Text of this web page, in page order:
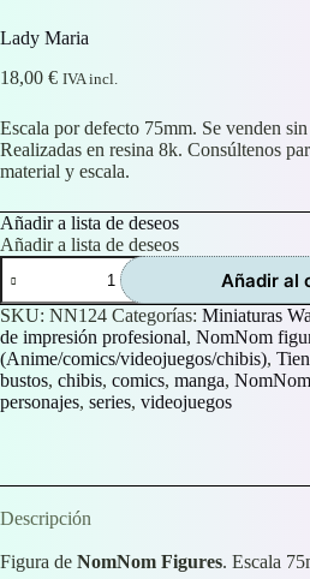
Lady Maria
18,00 € IVA incl.
Escala por defecto 75mm. Se venden
Realizadas en resina 8k. Consúltenos
material y escala.
Añadir a lista de deseos
Añadir a lista de deseos
Lady
Maria
cantidad
Añadir al
SKU: NN124 Categorías: Miniaturas
de impresión profesional, NomNom
(Anime/comics/videojuegos/chibis),
bustos, chibis, comics, manga, NomNom
personajes, series, videojuegos
Descripción
Figura de NomNom Figures. Escala